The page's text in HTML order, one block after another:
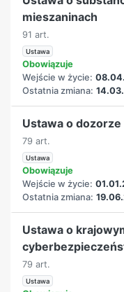
mieszaninach
91 art.
Ustawa
Obowiązuje
Wejście w życie:
Ostatnia zmiana:
Ustawa o
79 art.
Ustawa
Obowiązuje
Wejście w życie:
Ostatnia zmiana:
Ustawa o
79 art.
Ustawa